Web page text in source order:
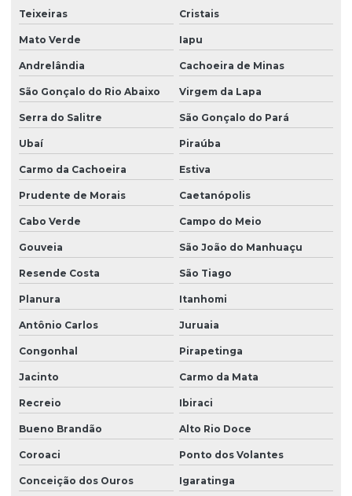
Teixeiras Cristais
Mato Verde Iapu
Andrelândia Cachoeira de Minas
São Gonçalo do Rio Abaixo Virgem da Lapa
Serra do Salitre São Gonçalo do Pará
Ubaí Piraúba
Carmo da Cachoeira Estiva
Prudente de Morais Caetanópolis
Cabo Verde Campo do Meio
Gouveia São João do Manhuaçu
Resende Costa São Tiago
Planura Itanhomi
Antônio Carlos Juruaia
Congonhal Pirapetinga
Jacinto Carmo da Mata
Recreio Ibiraci
Bueno Brandão Alto Rio Doce
Coroaci Ponto dos Volantes
Conceição dos Ouros Igaratinga